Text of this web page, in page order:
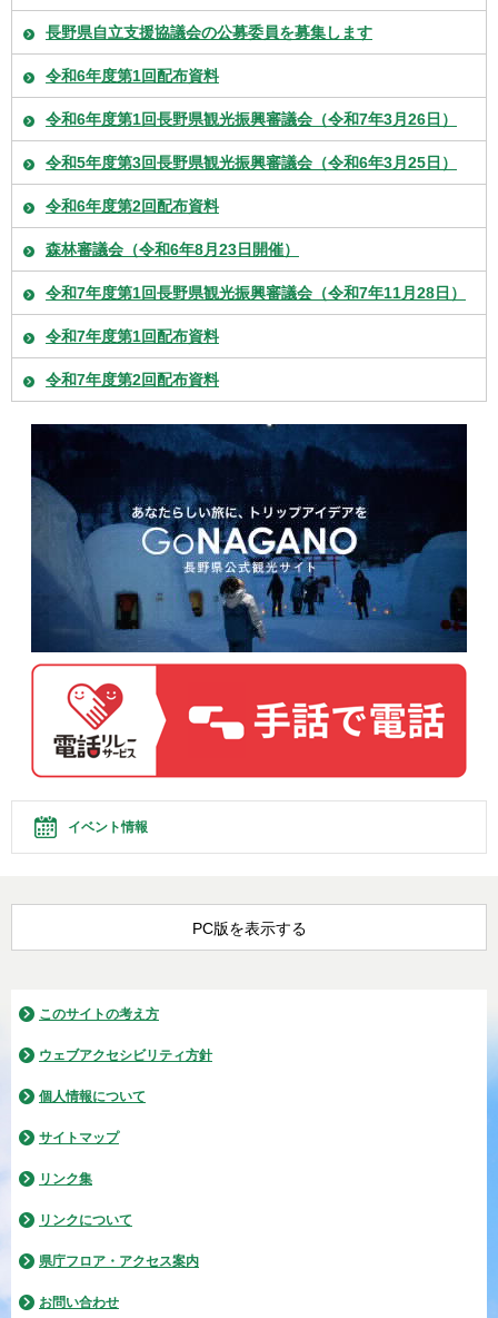
長野県自立支援協議会の公募委員を募集します
令和6年度第1回配布資料
令和6年度第1回長野県観光振興審議会（令和7年3月26日）
令和5年度第3回長野県観光振興審議会（令和6年3月25日）
令和6年度第2回配布資料
森林審議会（令和6年8月23日開催）
令和7年度第1回長野県観光振興審議会（令和7年11月28日）
令和7年度第1回配布資料
令和7年度第2回配布資料
イベント情報
PC版を表示する
このサイトの考え方
ウェブアクセシビリティ方針
個人情報について
サイトマップ
リンク集
リンクについて
県庁フロア・アクセス案内
お問い合わせ